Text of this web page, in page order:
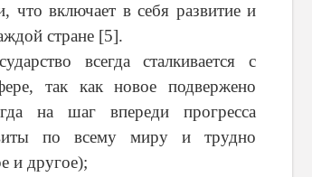
включает в себя развитие и
стране [5].
всегда сталкивается с
так как новое подвержено
на шаг впереди прогресса
по всему миру и трудно
и другое);